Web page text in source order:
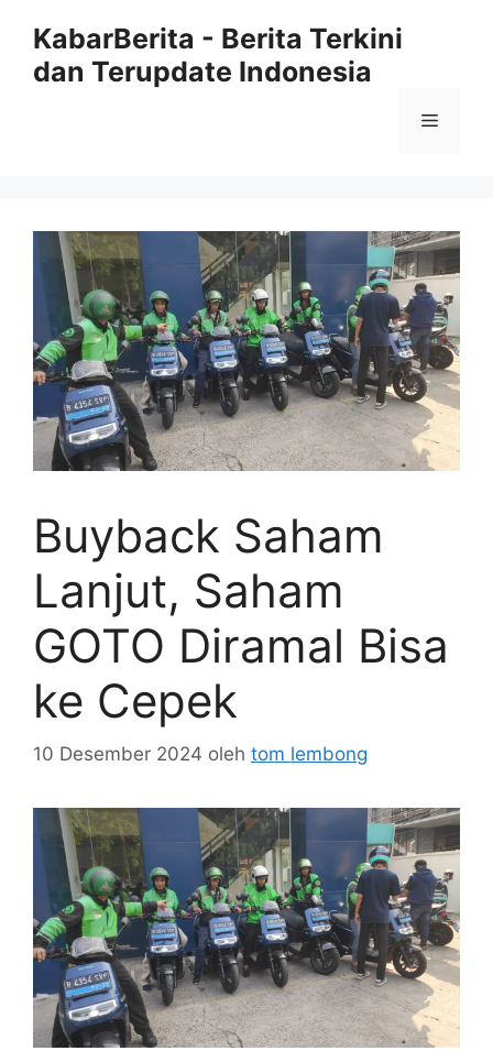
KabarBerita - Berita Terkini
dan Terupdate Indonesia
Menu
Buyback Saham
Lanjut, Saham
GOTO Diramal Bisa
ke Cepek
10 Desember 2024 oleh tom lembong